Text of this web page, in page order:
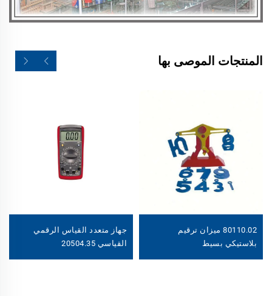
المنتجات الموصى بها
80110.02 ميزان ترقيم
بلاستيكي بسيط
جهاز متعدد القياس الرقمي
القياسي 20504.35